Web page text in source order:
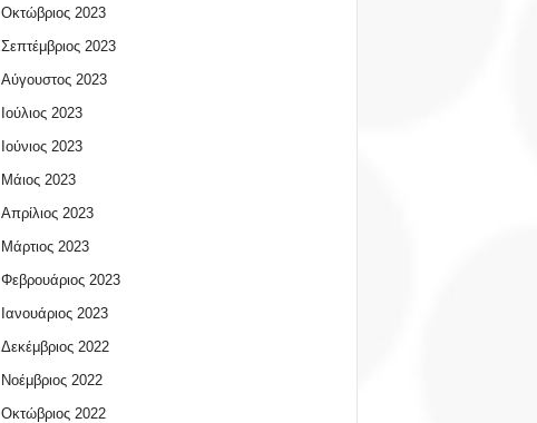
Οκτώβριος 2023
Σεπτέμβριος 2023
Αύγουστος 2023
Ιούλιος 2023
Ιούνιος 2023
Μάιος 2023
Απρίλιος 2023
Μάρτιος 2023
Φεβρουάριος 2023
Ιανουάριος 2023
Δεκέμβριος 2022
Νοέμβριος 2022
Οκτώβριος 2022